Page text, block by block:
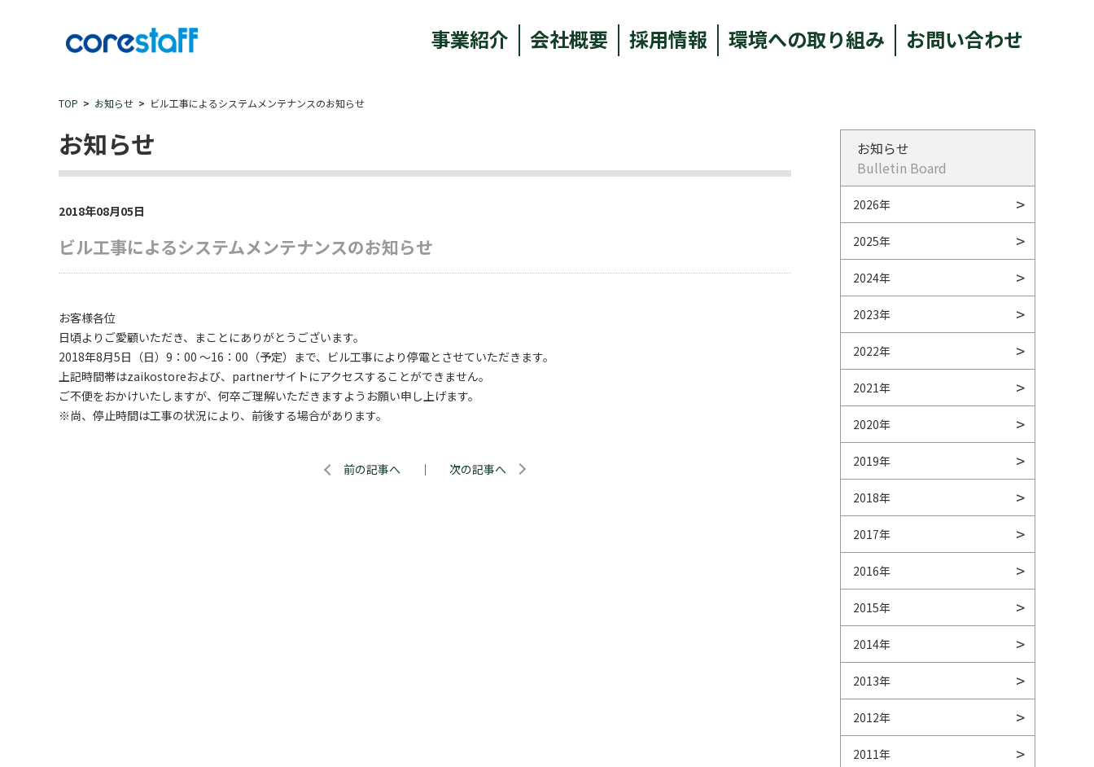
事業紹介 会社概要 採用情報 環境への取り組み お問い合わせ
TOP お知らせ ビル工事によるシステムメンテナンスのお知らせ
お知らせ
2018年08月05日
ビル工事によるシステムメンテナンスのお知らせ
お客様各位
日頃よりご愛顧いただき、まことにありがとうございます。
2018年8月5日（日）9：00 ～16：00（予定）まで、ビル工事により停電とさせていただきます。
上記時間帯はzaikostoreおよび、partnerサイトにアクセスすることができません。
ご不便をおかけいたしますが、何卒ご理解いただきますようお願い申し上げます。
※尚、停止時間は工事の状況により、前後する場合があります。
前の記事へ ｜ 次の記事へ
お知らせ
Bulletin Board
2026年
2025年
2024年
2023年
2022年
2021年
2020年
2019年
2018年
2017年
2016年
2015年
2014年
2013年
2012年
2011年